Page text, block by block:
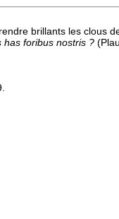
brillants les clous
has foribus nostris ?